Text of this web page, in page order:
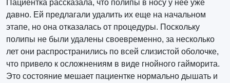
Пациентка рассказала, что полипы в носу у нее уже
давно. Ей предлагали удалить их еще на начальном
этапе, но она отказалась от процедуры. Поскольку
полипы не были удалены своевременно, за несколько
лет они распространились по всей слизистой оболочке,
что привело к осложнениям в виде гнойного гайморита.
Это состояние мешает пациентке нормально дышать и